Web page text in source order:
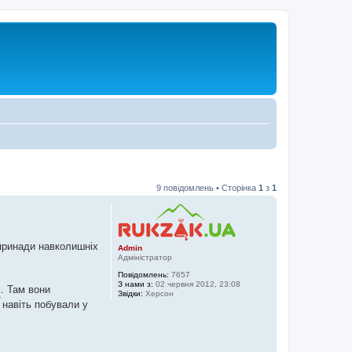
9 повідомлень • Сторінка 1 з 1
Admin
Адміністратор
Повідомлень: 7657
З нами з: 02 червня 2012, 23:08
Звідки: Херсон
навколишніх
. Там вони
побували у